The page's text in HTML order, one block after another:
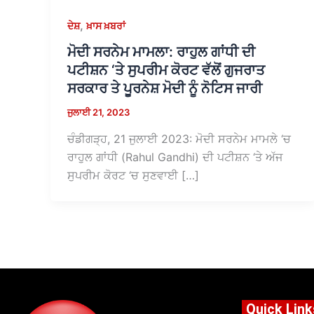
ਦੇਸ਼,ਖ਼ਾਸ ਖ਼ਬਰਾਂ
ਮੋਦੀ ਸਰਨੇਮ ਮਾਮਲਾ: ਰਾਹੁਲ ਗਾਂਧੀ ਦੀ
ਪਟੀਸ਼ਨ ‘ਤੇ ਸੁਪਰੀਮ ਕੋਰਟ ਵੱਲੋਂ ਗੁਜਰਾਤ
ਸਰਕਾਰ ਤੇ ਪੂਰਨੇਸ਼ ਮੋਦੀ ਨੂੰ ਨੋਟਿਸ ਜਾਰੀ
ਜੁਲਾਈ 21, 2023
ਚੰਡੀਗੜ੍ਹ, 21 ਜੁਲਾਈ 2023: ਮੋਦੀ ਸਰਨੇਮ ਮਾਮਲੇ ‘ਚ
ਰਾਹੁਲ ਗਾਂਧੀ (Rahul Gandhi) ਦੀ ਪਟੀਸ਼ਨ ‘ਤੇ ਅੱਜ
ਸੁਪਰੀਮ ਕੋਰਟ ‘ਚ ਸੁਣਵਾਈ […]
Quick